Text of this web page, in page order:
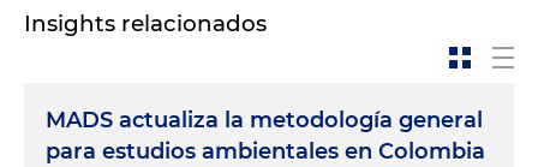
Insights relacionados
MADS actualiza la metodología general
para estudios ambientales en Colombia